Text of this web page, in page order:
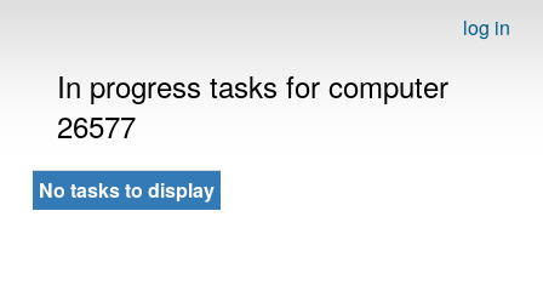
log in
In progress tasks for computer
26577
No tasks to display